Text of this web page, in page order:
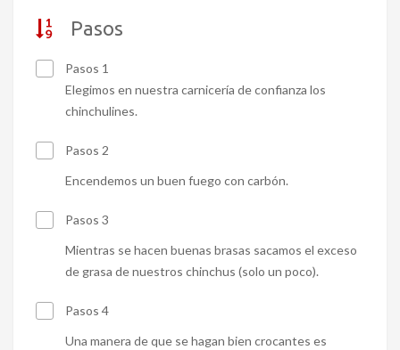
Pasos
Pasos 1
Elegimos en nuestra carnicería de confianza los
chinchulines.
Pasos 2
Encendemos un buen fuego con carbón.
Pasos 3
Mientras se hacen buenas brasas sacamos el exceso
de grasa de nuestros chinchus (solo un poco).
Pasos 4
Una manera de que se hagan bien crocantes es